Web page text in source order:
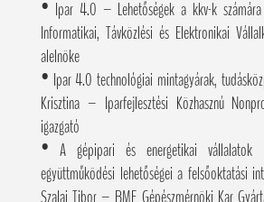
• Ipar 4.0 – Lehetőségek a kkv-k
Informatikai, Távközlési és Elektronikai
alelnöke
• Ipar 4.0 technológiai mintagyárak,
Krisztina – Iparfejlesztési Közhasznú
igazgató
• A gépipari és energetikai
együttműködési lehetőségei a felsőoktatási